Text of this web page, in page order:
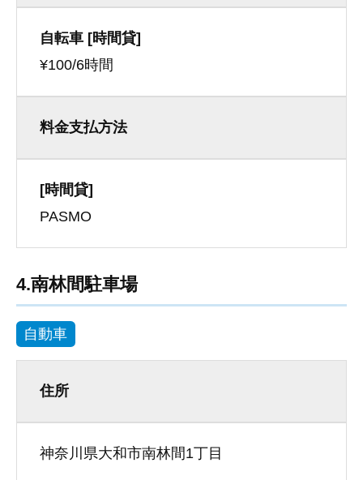
自転車 [時間貸]
¥100/6時間
料金支払方法
[時間貸]
PASMO
4.南林間駐車場
自動車
住所
神奈川県大和市南林間1丁目